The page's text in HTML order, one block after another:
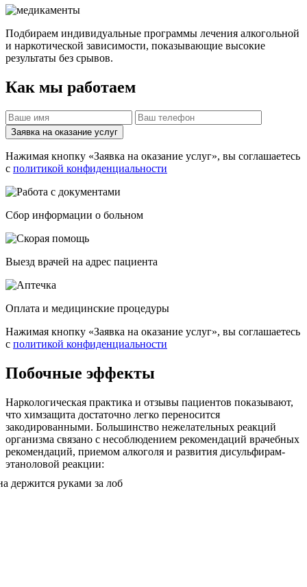
Подбираем индивидуальные программы лечения алкогольной
и наркотической зависимости, показывающие высокие
результаты без срывов.
Как мы работаем
Заявка на оказание услуг
Нажимая кнопку «Заявка на оказание услуг», вы соглашаетесь
с политикой конфиденциальности
Cбор информации о больном
Выезд врачей на адрес пациента
Оплата и медицинские процедуры
Нажимая кнопку «Заявка на оказание услуг», вы соглашаетесь
с политикой конфиденциальности
Побочные эффекты
Наркологическая практика и отзывы пациентов показывают,
что химзащита достаточно легко переносится
закодированными. Большинство нежелательных реакций
организма связано с несоблюдением рекомендаций врачебных
рекомендаций, приемом алкоголя и развития дисульфирам-
этаноловой реакции: